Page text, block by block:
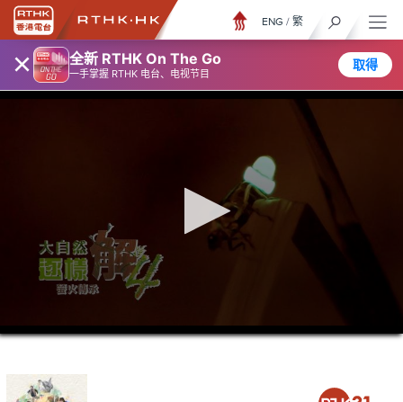
× 全新 RTHK On The Go
一手掌握 RTHK 电台、电视节目
取得
ENG / 繁
0
seconds
seconds